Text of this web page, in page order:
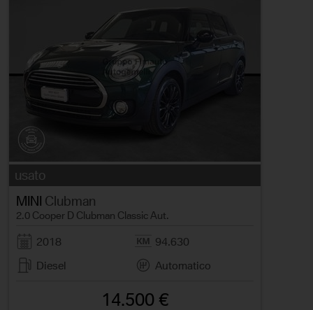
usato
MINI Clubman
2.0 Cooper D Clubman Classic Aut.
2018
94.630
Diesel
Automatico
14.500 €